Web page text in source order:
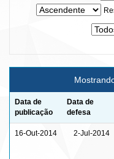
Data de
publicação
Data de
defesa
16-Out-2014 2-Jul-2014